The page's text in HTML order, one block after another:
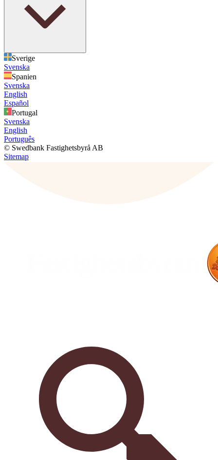
Sverige
Svenska
Spanien
Svenska
English
Español
Portugal
Svenska
English
Português
© Swedbank Fastighetsbyrå AB
Sitemap